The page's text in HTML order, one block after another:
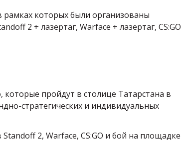
которых были организованы
2 + лазертаг, Warface + лазертаг, CS:GO
пройдут в столице Татарстана в
стратегических и индивидуальных
2, Warface, CS:GO и бой на площадке